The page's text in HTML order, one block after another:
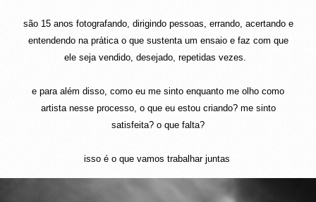
são 15 anos fotografando, dirigindo pessoas, errando, acertando e
entendendo na prática o que sustenta um ensaio e faz com que
ele seja vendido, desejado, repetidas vezes.
e para além disso, como eu me sinto enquanto me olho como
artista nesse processo, o que eu estou criando? me sinto
satisfeita? o que falta?
isso é o que vamos trabalhar juntas